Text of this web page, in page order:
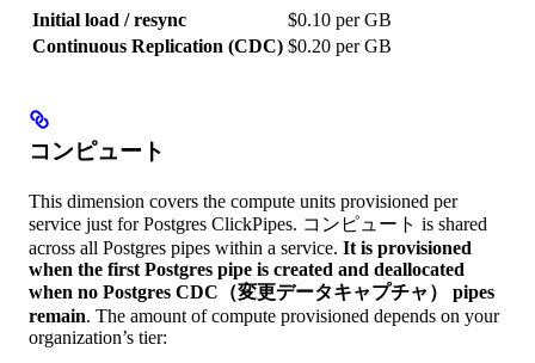
Initial load / resync
$0.10 per GB
Continuous Replication (CDC) $0.20 per GB
コンピュート
This dimension covers the compute units provisioned per
service just for Postgres ClickPipes. コンピュート is shared
across all Postgres pipes within a service. It is provisioned
when the first Postgres pipe is created and deallocated
when no Postgres CDC（変更データキャプチャ） pipes
remain. The amount of compute provisioned depends on your
organization’s tier: